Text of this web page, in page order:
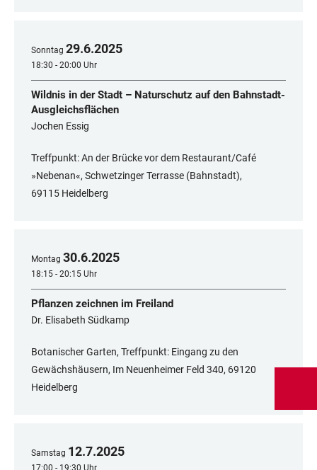
Sonntag 29.6.2025
18:30 - 20:00 Uhr
Wildnis in der Stadt – Naturschutz auf den Bahnstadt-
Ausgleichsflächen
Jochen Essig
Treffpunkt: An der Brücke vor dem Restaurant/Café
»Nebenan«, Schwetzinger Terrasse (Bahnstadt),
69115 Heidelberg
Montag 30.6.2025
18:15 - 20:15 Uhr
Pflanzen zeichnen im Freiland
Dr. Elisabeth Südkamp
Botanischer Garten, Treffpunkt: Eingang zu den
Gewächshäusern, Im Neuenheimer Feld 340, 69120
Heidelberg
Samstag 12.7.2025
17:00 - 19:30 Uhr